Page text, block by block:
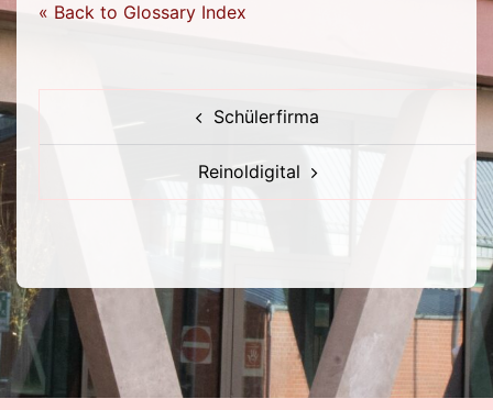
« Back to Glossary Index
BeitragsnavigationSchülerfirma
Reinoldigital